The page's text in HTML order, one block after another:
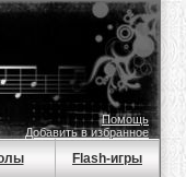
Помощь
Добавить в избранное
Flash-игры